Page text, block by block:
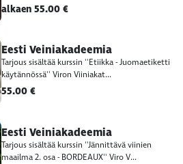
alkaen 55.00 €
Eesti Veiniakadeemia
Tarjous sisältää kurssin ''Etiikka - Juomaetiketti
käytännössä'' Viron Viiniakat...
55.00 €
Eesti Veiniakadeemia
Tarjous sisältää kurssin ''Jännittävä viinien
maailma 2. osa - BORDEAUX'' Viro V...